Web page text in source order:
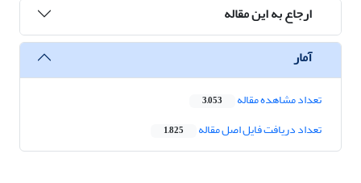
ارجاع به این مقاله
آمار
تعداد مشاهده مقاله 3,053
تعداد دریافت فایل اصل مقاله 1,825